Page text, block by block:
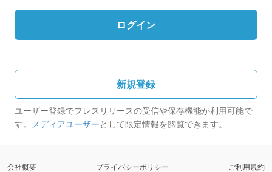
ログイン
新規登録
ユーザー登録でプレスリリースの受信や保存機能が利用可能で
す。 メディアユーザーとして限定情報を閲覧できます。
会社概要 プライバシーポリシー
ご利用規約